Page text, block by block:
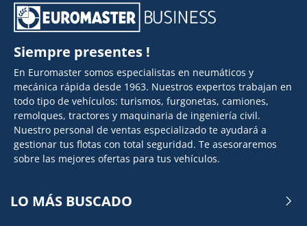
Siempre presentes !
En Euromaster somos especialistas en neumáticos y
mecánica rápida desde 1963. Nuestros expertos trabajan en
todo tipo de vehículos: turismos, furgonetas, camiones,
remolques, tractores y maquinaria de ingeniería civil.
Nuestro personal de ventas especializado te ayudará a
gestionar tus flotas con total seguridad. Te asesoraremos
sobre las mejores ofertas para tus vehículos.
LO MÁS BUSCADO